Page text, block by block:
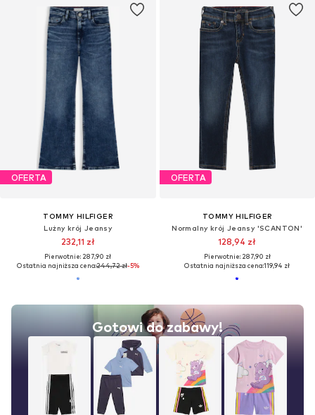
OFERTA
TOMMY HILFIGER
Lużny krój Jeansy
232,11 zł
Pierwotnie: 287,90 zł
Ostatnia najniższa cena:244,72 zł-5%
Gotowi do zabawy!
OFERTA
TOMMY HILFIGER
Normalny krój Jeansy 'SCANTON'
128,94 zł
Pierwotnie: 287,90 zł
Ostatnia najniższa cena:119,94 zł